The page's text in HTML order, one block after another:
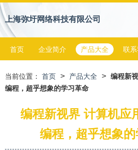
上海弥圩网络科技有限公司
首页 企业简介 产品大全 联
当前位置： 首页 > 产品大全 > 编程新
编程，超乎想象的学习革命
编程新视界 计算机应
编程，超乎想象